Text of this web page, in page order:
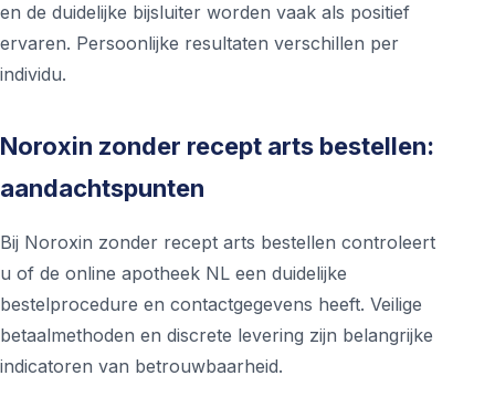
en de duidelijke bijsluiter worden vaak als positief
ervaren. Persoonlijke resultaten verschillen per
individu.
Noroxin zonder recept arts bestellen:
aandachtspunten
Bij Noroxin zonder recept arts bestellen controleert
u of de online apotheek NL een duidelijke
bestelprocedure en contactgegevens heeft. Veilige
betaalmethoden en discrete levering zijn belangrijke
indicatoren van betrouwbaarheid.